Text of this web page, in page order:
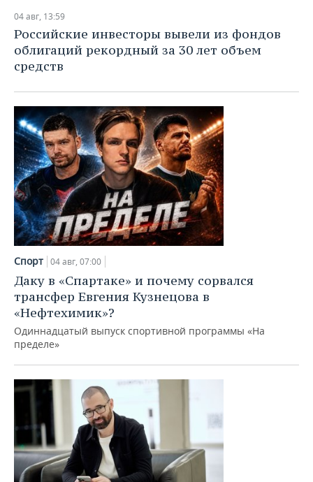
04 авг, 13:59
Российские инвесторы вывели из фондов
облигаций рекордный за 30 лет объем
средств
Спорт 04 авг, 07:00
Даку в «Спартаке» и почему сорвался
трансфер Евгения Кузнецова в
«Нефтехимик»?
Одиннадцатый выпуск спортивной программы «На
пределе»